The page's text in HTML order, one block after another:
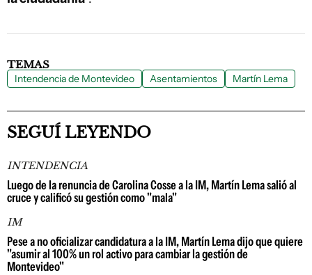
TEMAS
Intendencia de Montevideo Asentamientos Martín Lema
SEGUÍ LEYENDO
INTENDENCIA
Luego de la renuncia de Carolina Cosse a la IM, Martín Lema salió al
cruce y calificó su gestión como "mala"
IM
Pese a no oficializar candidatura a la IM, Martín Lema dijo que quiere
"asumir al 100% un rol activo para cambiar la gestión de
Montevideo"